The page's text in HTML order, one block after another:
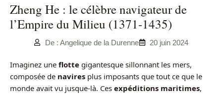
Zheng He : le célèbre navigateur de
l’Empire du Milieu (1371-1435)
De : Angelique de la Durenne 20 juin 2024
Imaginez une flotte gigantesque sillonnant les mers,
composée de navires plus imposants que tout ce que le
monde avait vu jusque-là. Ces expéditions maritimes,